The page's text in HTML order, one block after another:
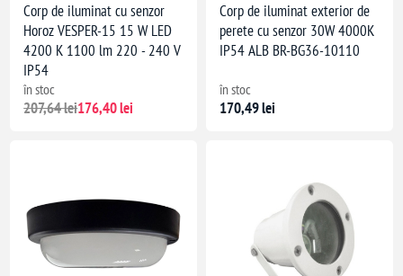
Corp de iluminat cu senzor
Horoz VESPER-15 15 W LED
4200 K 1100 lm 220 - 240 V
IP54
în stoc
207,64 lei176,40 lei
Corp de iluminat exterior de
perete cu senzor 30W 4000K
IP54 ALB BR-BG36-10110
în stoc
170,49 lei